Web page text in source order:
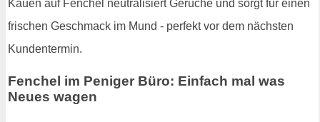
Kauen auf Fenchel neutralisiert Gerüche und sorgt für einen
frischen Geschmack im Mund - perfekt vor dem nächsten
Kundentermin.
Fenchel im Peniger Büro: Einfach mal was
Neues wagen